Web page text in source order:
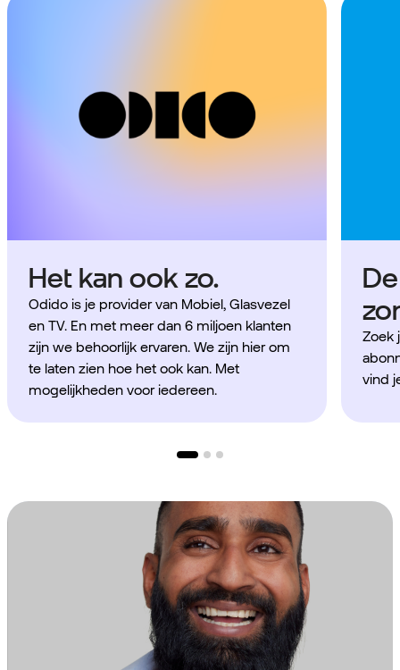
Het kan ook zo.
Odido is je provider van Mobiel, Glasvezel
en TV. En met meer dan 6 miljoen klanten
zijn we behoorlijk ervaren. We zijn hier om
te laten zien hoe het ook kan. Met
mogelijkheden voor iedereen.
Zoek
vind